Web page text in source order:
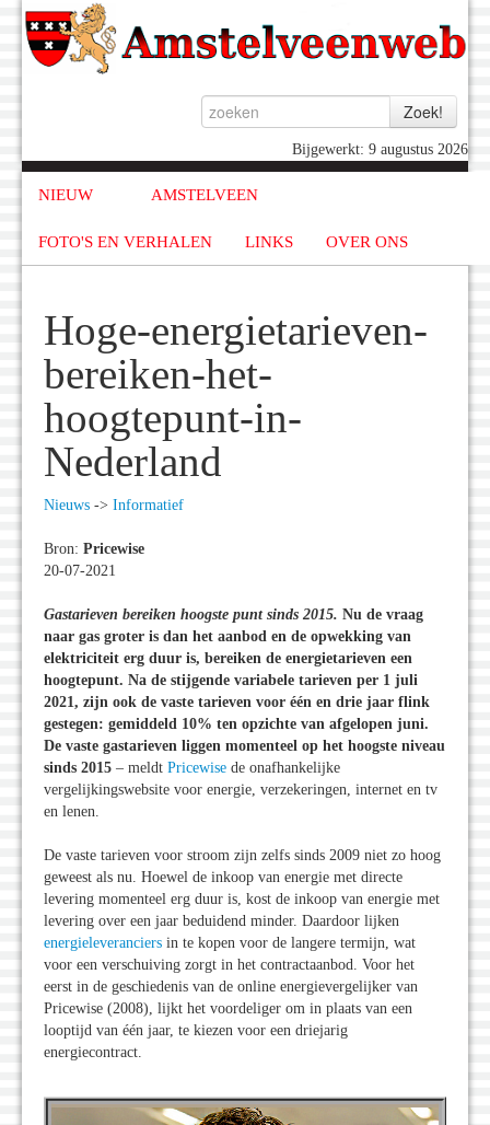
Bijgewerkt: 9 augustus 2026
NIEUW AMSTELVEEN
FOTO'S EN VERHALEN LINKS OVER ONS
Hoge-energietarieven-
bereiken-het-
hoogtepunt-in-
Nederland
Nieuws -> Informatief
Bron: Pricewise
20-07-2021
Gastarieven bereiken hoogste punt sinds 2015. Nu de vraag
naar gas groter is dan het aanbod en de opwekking van
elektriciteit erg duur is, bereiken de energietarieven een
hoogtepunt. Na de stijgende variabele tarieven per 1 juli
2021, zijn ook de vaste tarieven voor één en drie jaar flink
gestegen: gemiddeld 10% ten opzichte van afgelopen juni.
De vaste gastarieven liggen momenteel op het hoogste niveau
sinds 2015 – meldt Pricewise de onafhankelijke
vergelijkingswebsite voor energie, verzekeringen, internet en tv
en lenen.
De vaste tarieven voor stroom zijn zelfs sinds 2009 niet zo hoog
geweest als nu. Hoewel de inkoop van energie met directe
levering momenteel erg duur is, kost de inkoop van energie met
levering over een jaar beduidend minder. Daardoor lijken
energieleveranciers in te kopen voor de langere termijn, wat
voor een verschuiving zorgt in het contractaanbod. Voor het
eerst in de geschiedenis van de online energievergelijker van
Pricewise (2008), lijkt het voordeliger om in plaats van een
looptijd van één jaar, te kiezen voor een driejarig
energiecontract.